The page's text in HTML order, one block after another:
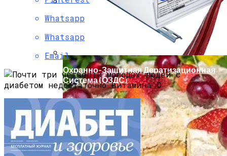
Мода Для Бизнес-Леди: Как Совмещать
Стиль И Предпринимательство
Охранно-Защитная Дератизационная
Система (ОЗДС)
Whatsapp
Whatsapp
Email